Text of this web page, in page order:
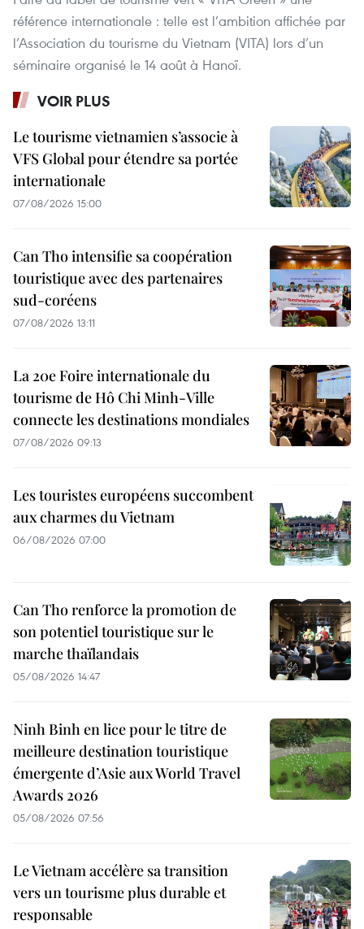
référence internationale : telle est l’ambition affichée par
l’Association du tourisme du Vietnam (VITA) lors d’un
séminaire organisé le 14 août à Hanoï.
VOIR PLUS
Le tourisme vietnamien s’associe à
VFS Global pour étendre sa portée
internationale
07/08/2026 15:00
Can Tho intensifie sa coopération
touristique avec des partenaires
sud-coréens
07/08/2026 13:11
La 20e Foire internationale du
tourisme de Hô Chi Minh-Ville
connecte les destinations mondiales
07/08/2026 09:13
Les touristes européens succombent
aux charmes du Vietnam
06/08/2026 07:00
Can Tho renforce la promotion de
son potentiel touristique sur le
marche thaïlandais
05/08/2026 14:47
Ninh Binh en lice pour le titre de
meilleure destination touristique
émergente d’Asie aux World Travel
Awards 2026
05/08/2026 07:56
Le Vietnam accélère sa transition
vers un tourisme plus durable et
responsable